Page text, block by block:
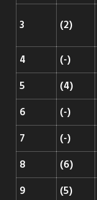
3 (2)
4
(-)
5
(4)
6
(-)
7
(-)
8
(6)
9
(5)